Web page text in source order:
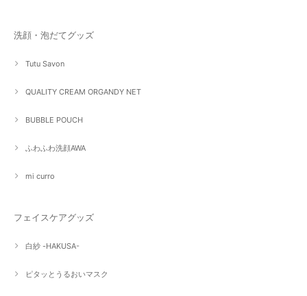
洗顔・泡だてグッズ
Tutu Savon
QUALITY CREAM ORGANDY NET
BUBBLE POUCH
ふわふわ洗顔AWA
mi curro
フェイスケアグッズ
白紗 -HAKUSA-
ピタッとうるおいマスク